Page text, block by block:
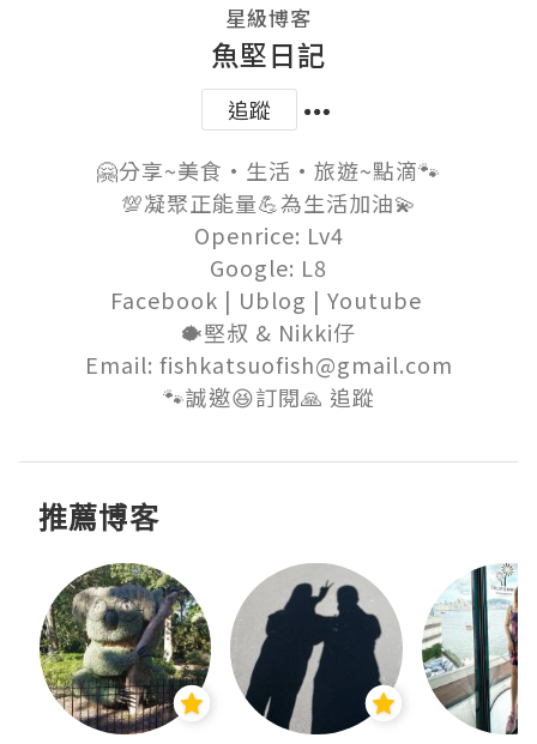
星級博客
魚堅日記
追蹤
🤗分享~美食•生活•旅遊~點滴🐾
💯凝聚正能量💪為生活加油💫
Openrice: Lv4
Google: L8
Facebook | Ublog | Youtube
🐡堅叔 & Nikki仔
Email: fishkatsuofish@gmail.com
🐾誠邀😆訂閱🙏 追蹤
推薦博客